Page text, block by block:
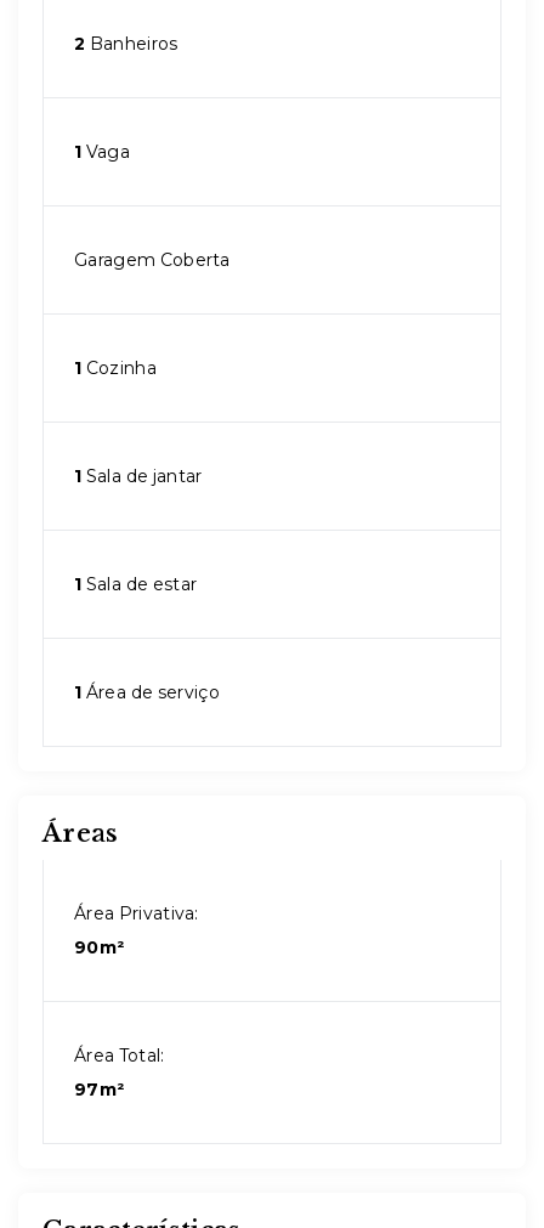
2 Banheiros
1 Vaga
Garagem Coberta
1 Cozinha
1 Sala de jantar
1 Sala de estar
1 Área de serviço
Áreas
Área Privativa:
90m²
Área Total:
97m²